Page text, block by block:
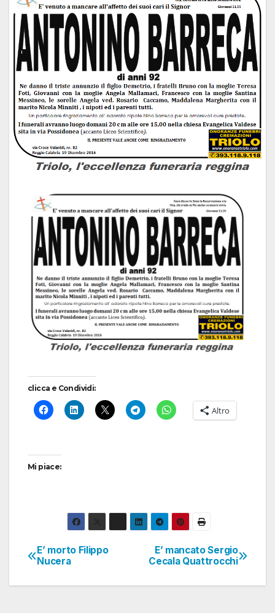
clicca e Condividi:
Altro
Mi piace:
Navigazione
articoli
E’ mancato Sergio
Cecala Quattrocchi
E’ morto Filippo
Nucera